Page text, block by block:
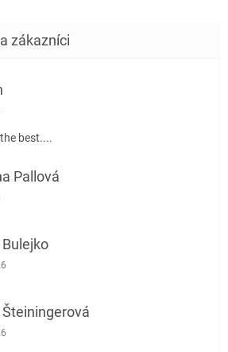
obchodu je 5 z 5 hviezdičiek.
best....
Pallová
obchodu je 5 z 5 hviezdičiek.
obchodu je 5 z 5 hviezdičiek.
obchodu je 5 z 5 hviezdičiek.